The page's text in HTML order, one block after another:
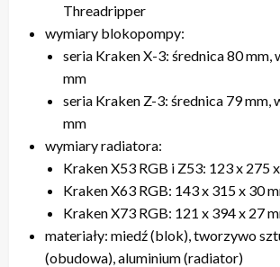
Threadripper
wymiary blokopompy:
seria Kraken X-3: średnica 80 mm,
mm
seria Kraken Z-3: średnica 79 mm,
mm
wymiary radiatora:
Kraken X53 RGB i Z53: 123 x 275
Kraken X63 RGB: 143 x 315 x 30
Kraken X73 RGB: 121 x 394 x 27
materiały: miedź (blok), tworzywo
(obudowa), aluminium (radiator)